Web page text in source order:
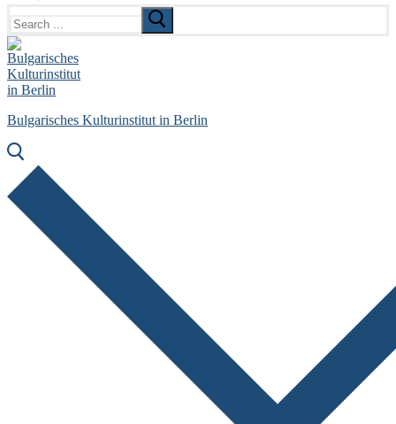
for:
Bulgarisches Kulturinstitut in Berlin